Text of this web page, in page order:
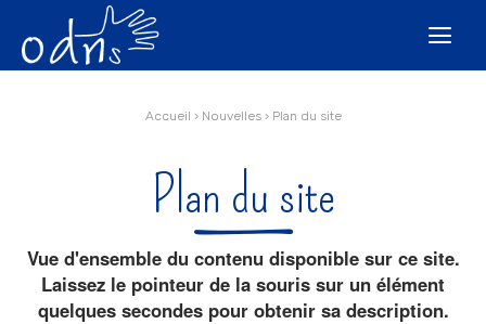

Accueil › Nouvelles › Plan du site
Plan du site
Vue d'ensemble du contenu disponible sur ce site.
Laissez le pointeur de la souris sur un élément
quelques secondes pour obtenir sa description.